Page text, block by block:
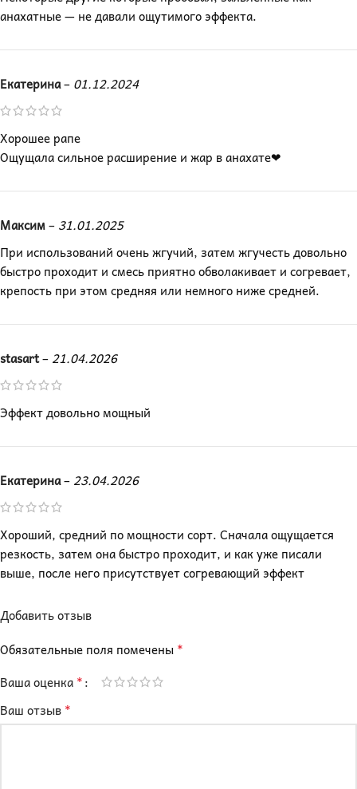
анахатные — не давали ощутимого эффекта.
Екатерина– 01.12.2024
Хорошее рапе
Ощущала сильное расширение и жар в анахате❤
Максим– 31.01.2025
При использований очень жгучий, затем жгучесть довольно
быстро проходит и смесь приятно обволакивает и согревает,
крепость при этом средняя или немного ниже средней.
stasart– 21.04.2026
Эффект довольно мощный
Екатерина– 23.04.2026
Хороший, средний по мощности сорт. Сначала ощущается
резкость, затем она быстро проходит, и как уже писали
выше, после него присутствует согревающий эффект
Добавить отзыв
Обязательные поля помечены *
Ваша оценка *
Ваш отзыв *